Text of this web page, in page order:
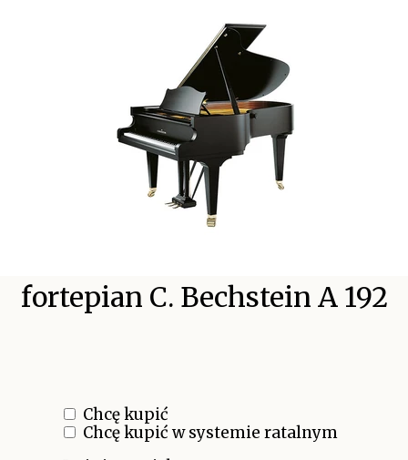
fortepian C. Bechstein A 192
Chcę kupić
Chcę kupić w systemie ratalnym